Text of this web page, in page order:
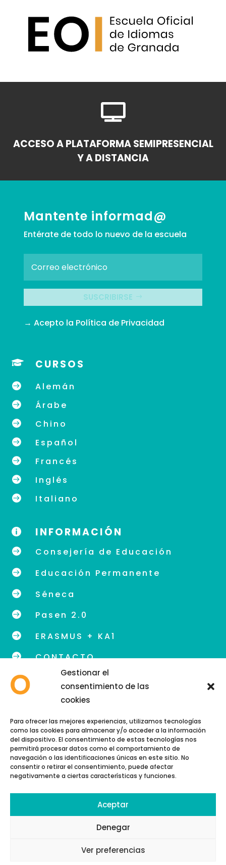
Gestionar el
consentimiento de las
cookies
Para ofrecer las mejores experiencias, utilizamos tecnologías
como las cookies para almacenar y/o acceder a la información
del dispositivo. El consentimiento de estas tecnologías nos
permitirá procesar datos como el comportamiento de
navegación o las identificaciones únicas en este sitio. No
consentir o retirar el consentimiento, puede afectar
negativamente a ciertas características y funciones.
Aceptar
Denegar
Ver preferencias

ACCESO A PLATAFORMA SEMIPRESENCIAL
Y A DISTANCIA
Mantente informad@
Entérate de todo lo nuevo de la escuela
SUSCRIBIRSE
→ Acepto la Política de Privacidad
 CURSOS
 Alemán
 Árabe
 Chino
 Español
 Francés
 Inglés
 Italiano
 INFORMACIÓN
 Consejería de Educación
 Educación Permanente
 Séneca
 Pasen 2.0
 ERASMUS + KA1
 CONTACTO
Teléfono: 958 89 48 54
Copyright © 2026 | EOI GRANADA
Política de cookies
Aviso Legal